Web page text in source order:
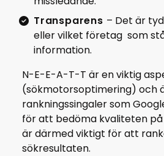
Transparens – Det är
eller vilket företag som
information.
N-E-E-A-T-T är en viktig
(sökmotorsoptimering) och
rankningssingaler som
för att bedöma kvaliteten
är därmed viktigt för att
sökresultaten.